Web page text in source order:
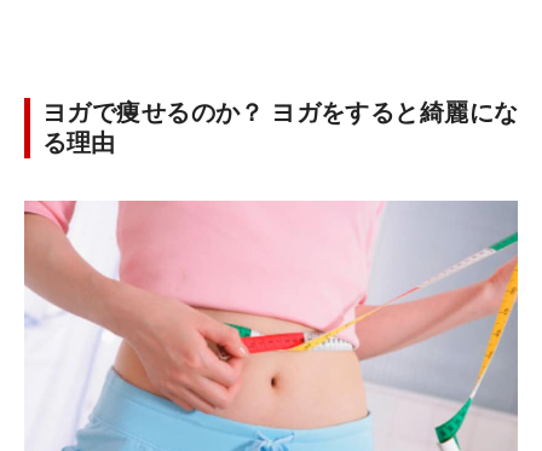
ヨガで痩せるのか？ ヨガをすると綺麗にな
る理由